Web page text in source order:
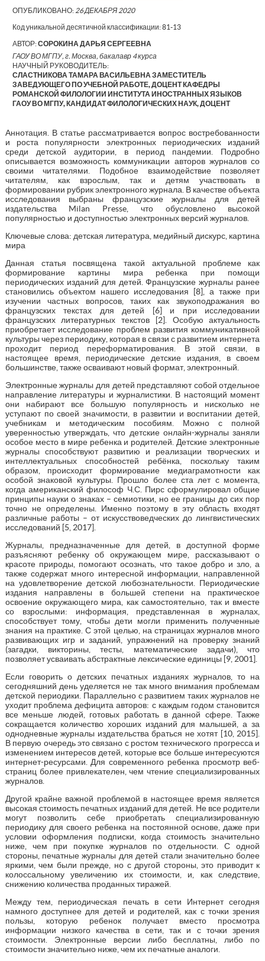
ОПУБЛИКОВАНО: 26 ДЕКАБРЯ 2020
Код уникальной десятичной классификации:81-13
АВТОР:СОРОКИНА ДАРЬЯ СЕРГЕЕВНА
ГАОУ ВО МГПУ, г. Москва, бакалавр 4 курса
НАУЧНЫЙ РУКОВОДИТЕЛЬ:
СЛАСТНИКОВА ТАМАРА ВАСИЛЬЕВНА ЗАМЕСТИТЕЛЬ
ЗАВЕДУЮЩЕГО ПО УЧЕБНОЙ РАБОТЕ, ДОЦЕНТ КАФЕДРЫ
РОМАНСКОЙ ФИЛОЛОГИИ ИНСТИТУТА ИНОСТРАННЫХ ЯЗЫКОВ
ГАОУ ВО МГПУ, КАНДИДАТ ФИЛОЛОГИЧЕСКИХ НАУК, ДОЦЕНТ
Аннотация. В статье рассматривается вопрос востребованности
и роста популярности электронных периодических изданий
среди детской аудитории, в период пандемии. Подробно
описывается возможность коммуникации авторов журналов со
своими читателями. Подобное взаимодействие позволяет
читателям, как взрослым, так и детям участвовать в
формировании рубрик электронного журнала. В качестве объекта
исследования выбраны французские журналы для детей
издательства Milan Presse, что обусловлено высокой
популярностью и доступностью электронных версий журналов.
Ключевые слова: детская литература, медийный дискурс, картина
мира
Данная статья посвящена такой актуальной проблеме как
формирование картины мира ребенка при помощи
периодических изданий для детей. Французские журналы ранее
становились объектом нашего исследования [8], а также при
изучении частных вопросов, таких как звукоподражания во
французских текстах для детей [6] и при исследовании
французских литературных текстов [2]. Особую актуальность
приобретает исследование проблем развития коммуникативной
культуры через периодику, которая в связи с развитием интернета
проходит период переформатирования. В этой связи, в
настоящее время, периодические детские издания, в своем
большинстве, также осваивают новый формат, электронный.
Электронные журналы для детей представляют собой отдельное
направление литературы и журналистики. В настоящий момент
они набирают все большую популярность и нисколько не
уступают по своей значимости, в развитии и воспитании детей,
учебникам и методическим пособиям. Можно с полной
уверенностью утверждать, что детские онлайн-журналы заняли
особое место в мире ребенка и родителей. Детские электронные
журналы способствуют развитию и реализации творческих и
интеллектуальных способностей ребёнка, поскольку таким
образом, происходит формирование медиаграмотности как
особой знаковой культуры. Прошло более ста лет с момента,
когда американский философ Ч.С. Пирс сформулировал общие
принципы науки о знаках – семиотики, но ее границы до сих пор
точно не определены. Именно поэтому в эту область входят
различные работы – от искусствоведческих до лингвистических
исследований [5, 2017].
Журналы, предназначенные для детей, в доступной форме
разъясняют ребенку об окружающем мире, рассказывают о
красоте природы, помогают осознать, что такое добро и зло, а
также содержат много интересной информации, направленной
на удовлетворение детской любознательности. Периодические
издания направлены в большей степени на практическое
освоение окружающего мира, как самостоятельно, так и вместе
со взрослыми: информация, представленная в журналах,
способствует тому, чтобы дети могли применить полученные
знания на практике. С этой целью, на страницах журналов много
развивающих игр и заданий, упражнений на проверку знаний
(загадки, викторины, тесты, математические задачи), что
позволяет усваивать абстрактные лексические единицы [9, 2001].
Если говорить о детских печатных изданиях журналов, то на
сегодняшний день уделяется не так много внимания проблемам
детской периодики. Параллельно с развитием таких журналов не
уходит проблема дефицита авторов: с каждым годом становится
все меньше людей, готовых работать в данной сфере. Также
сокращается количество хороших изданий для малышей, а за
однодневные журналы издательства браться не хотят [10, 2015].
В первую очередь это связано с ростом технического прогресса и
изменением интересов детей, которые все больше интересуются
интернет-ресурсами. Для современного ребенка просмотр веб-
страниц более привлекателен, чем чтение специализированных
журналов.
Другой крайне важной проблемой в настоящее время является
высокая стоимость печатных изданий для детей. Не все родители
могут позволить себе приобретать специализированную
периодику для своего ребенка на постоянной основе, даже при
условии оформления подписки, когда стоимость значительно
ниже, чем при покупке журналов по отдельности. С одной
стороны, печатные журналы для детей стали значительно более
яркими, чем были прежде, но с другой стороны, это приводит к
колоссальному увеличению их стоимости, и, как следствие,
снижению количества проданных тиражей.
Между тем, периодическая печать в сети Интернет сегодня
намного доступнее для детей и родителей, как с точки зрения
пользы, которую ребенок получает вместо просмотра
информации низкого качества в сети, так и с точки зрения
стоимости. Электронные версии либо бесплатны, либо по
стоимости значительно ниже, чем их печатные аналоги.